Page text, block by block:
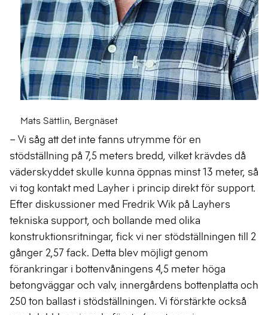
Mats Sättlin, Bergnäset
– Vi såg att det inte fanns utrymme för en
stödställning på 7,5 meters bredd, vilket krävdes då
väderskyddet skulle kunna öppnas minst 13 meter, så
vi tog kontakt med Layher i princip direkt för support.
Efter diskussioner med Fredrik Wik på Layhers
tekniska support, och bollande med olika
konstruktionsritningar, fick vi ner stödställningen till 2
gånger 2,57 fack. Detta blev möjligt genom
förankringar i bottenvåningens 4,5 meter höga
betongväggar och valv, innergårdens bottenplatta och
250 ton ballast i stödställningen. Vi förstärkte också